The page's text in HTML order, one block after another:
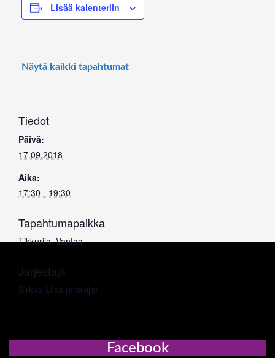
Lisää kalenteriin
Näytä kaikki tapahtumat
Tiedot
Päivä:
17.09.2018
Aika:
17:30 - 19:30
Tapahtumapaikka
Tikkurila, Vantaa
Järjestäjä
Sirkka-Liisa ja tukijat
Facebook